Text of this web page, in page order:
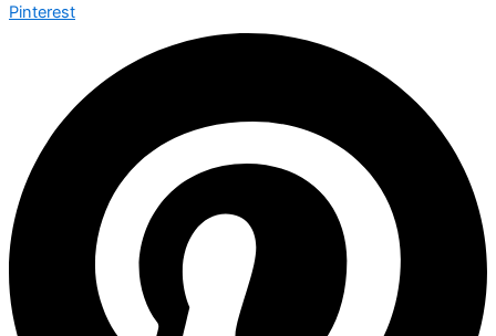
Pinterest